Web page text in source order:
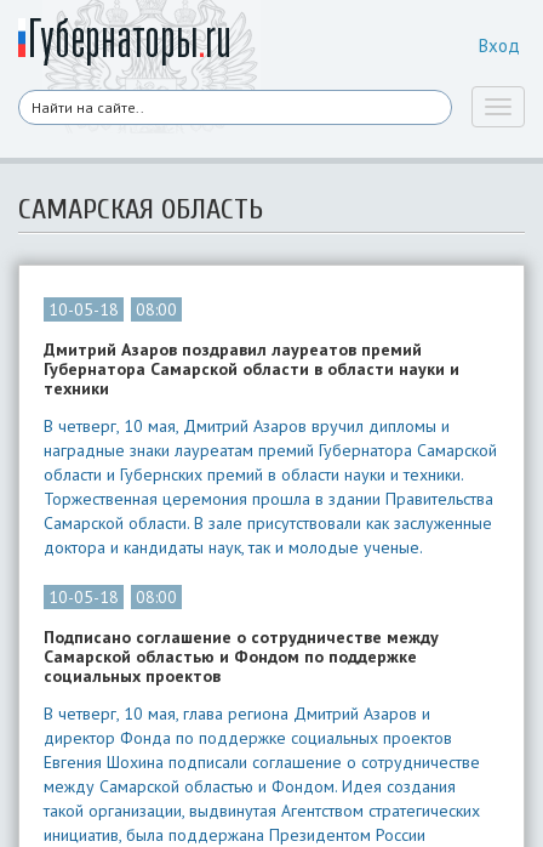
Вход
САМАРСКАЯ ОБЛАСТЬ
10-05-18
08:00
Дмитрий Азаров поздравил лауреатов премий
Губернатора Самарской области в области науки и
техники
В четверг, 10 мая, Дмитрий Азаров вручил дипломы и
наградные знаки лауреатам премий Губернатора Самарской
области и Губернских премий в области науки и техники.
Торжественная церемония прошла в здании Правительства
Самарской области. В зале присутствовали как заслуженные
доктора и кандидаты наук, так и молодые ученые.
10-05-18
08:00
Подписано соглашение о сотрудничестве между
Самарской областью и Фондом по поддержке
социальных проектов
В четверг, 10 мая, глава региона Дмитрий Азаров и
директор Фонда по поддержке социальных проектов
Евгения Шохина подписали соглашение о сотрудничестве
между Самарской областью и Фондом. Идея создания
такой организации, выдвинутая Агентством стратегических
инициатив, была поддержана Президентом России